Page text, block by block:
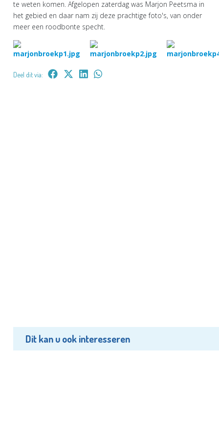
te weten komen. Afgelopen zaterdag was Marjon Peetsma in
het gebied en daar nam zij deze prachtige foto's, van onder
meer een roodbonte specht.
Deel dit via:
Dit kan u ook interesseren